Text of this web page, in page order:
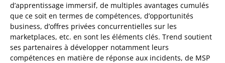
d’apprentissage immersif, de multiples avantages cumulés
que ce soit en termes de compétences, d’opportunités
business, d’offres privées concurrentielles sur les
marketplaces, etc. en sont les éléments clés. Trend soutient
ses partenaires à développer notamment leurs
compétences en matière de réponse aux incidents, de MSP